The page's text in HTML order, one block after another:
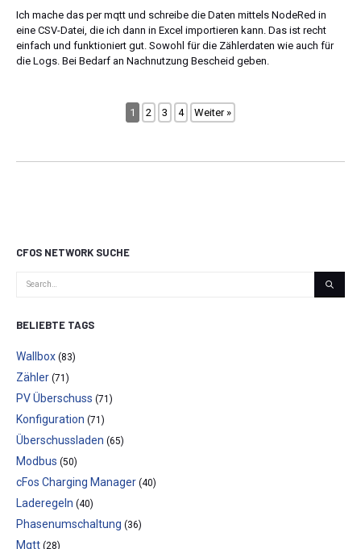
Ich mache das per mqtt und schreibe die Daten mittels NodeRed in
eine CSV-Datei, die ich dann in Excel importieren kann. Das ist recht
einfach und funktioniert gut. Sowohl für die Zählerdaten wie auch für
die Logs. Bei Bedarf an Nachnutzung Bescheid geben.
1 2 3 4 Weiter »
CFOS NETWORK SUCHE
BELIEBTE TAGS
Wallbox (83)
Zähler (71)
PV Überschuss (71)
Konfiguration (71)
Überschussladen (65)
Modbus (50)
cFos Charging Manager (40)
Laderegeln (40)
Phasenumschaltung (36)
Mqtt (28)